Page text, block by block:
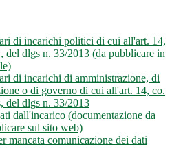
di incarichi politici di cui all'art. 14,
del dlgs n. 33/2013 (da pubblicare in
di incarichi di amministrazione, di
o di governo di cui all'art. 14, co.
del dlgs n. 33/2013
dall'incarico (documentazione da
sul sito web)
mancata comunicazione dei dati